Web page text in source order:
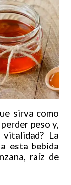
sirva como
peso y,
La
esta bebida
raíz de